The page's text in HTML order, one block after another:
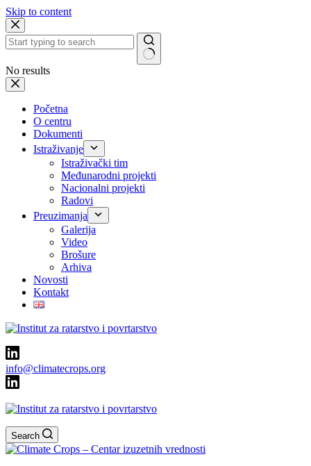
Skip to content
No results
Početna
O centru
Dokumenti
Istraživanje
Istraživački tim
Međunarodni projekti
Nacionalni projekti
Radovi
Preuzimanja
Galerija
Video
Brošure
Arhiva
Novosti
Kontakt
info@climatecrops.org
Search